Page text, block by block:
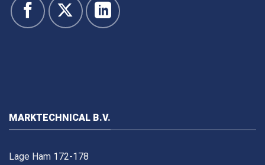
MARKTECHNICAL B.V.
Lage Ham 172-178